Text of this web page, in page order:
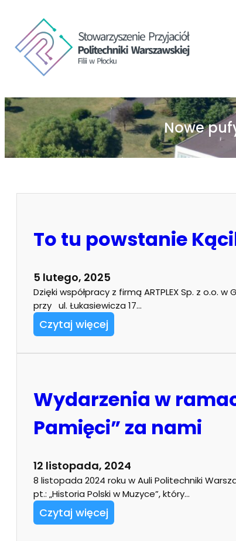
Nowe
To tu powstanie
5 lutego, 2025
Dzięki współpracy z firmą ARTPLEX Sp. z o.o.
przy ul. Łukasiewicza 17…
Czytaj więcej
Wydarzenia w
Pamięci” za nami
12 listopada, 2024
8 listopada 2024 roku w Auli Politechniki
pt.: „Historia Polski w Muzyce”, który…
Czytaj więcej